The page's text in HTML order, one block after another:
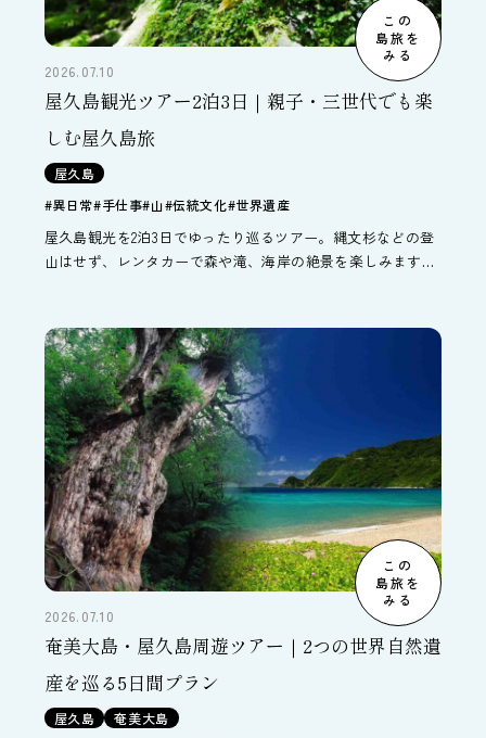
この
島旅を
みる
2026.07.10
屋久島観光ツアー2泊3日｜親子・三世代でも楽
しむ屋久島旅
屋久島
#異日常#手仕事#山#伝統文化#世界遺産
屋久島観光を2泊3日でゆったり巡るツアー。縄文杉などの登
山はせず、レンタカーで森や滝、海岸の絶景を楽しみます。
この
島旅を
みる
2026.07.10
奄美大島・屋久島周遊ツアー｜2つの世界自然遺
産を巡る5日間プラン
屋久島
奄美大島